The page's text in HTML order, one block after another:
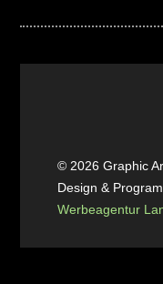
© 2026 Graphic
Design &
Werbeagentur